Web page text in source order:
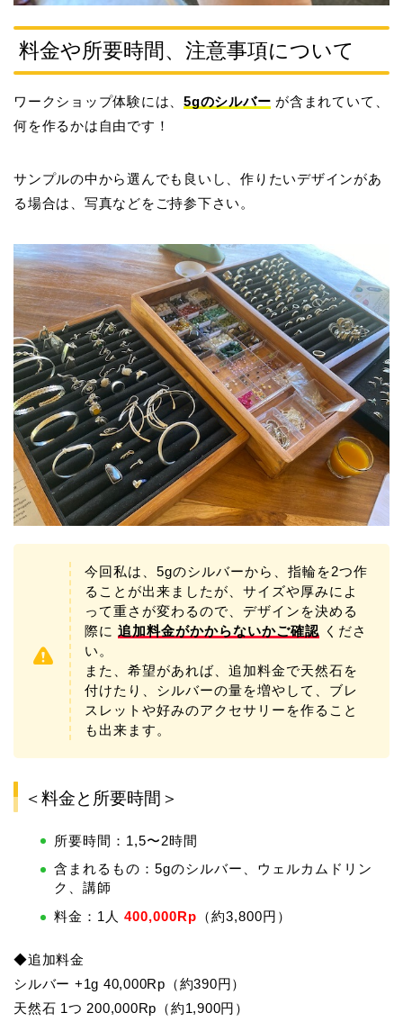
料金や所要時間、注意事項について
ワークショップ体験には、5gのシルバー が含まれていて、
何を作るかは自由です！
サンプルの中から選んでも良いし、作りたいデザインがあ
る場合は、写真などをご持参下さい。
今回私は、5gのシルバーから、指輪を2つ作
ることが出来ましたが、サイズや厚みによ
って重さが変わるので、デザインを決める
際に 追加料金がかからないかご確認 くださ
い。
また、希望があれば、追加料金で天然石を
付けたり、シルバーの量を増やして、ブレ
スレットや好みのアクセサリーを作ること
も出来ます。
＜料金と所要時間＞
所要時間：1,5〜2時間
含まれるもの：5gのシルバー、ウェルカムドリン
ク、講師
料金：1人 400,000Rp （約3,800円）
◆追加料金
シルバー +1g 40,000Rp（約390円）
天然石 1つ 200,000Rp（約1,900円）